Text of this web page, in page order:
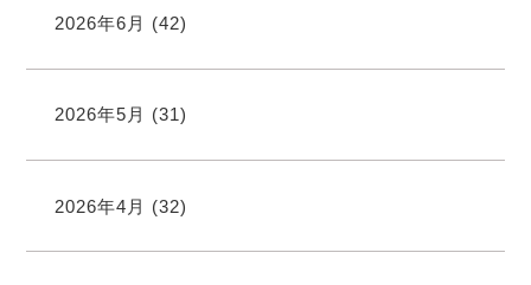
2026年6月 (42)
2026年5月 (31)
2026年4月 (32)